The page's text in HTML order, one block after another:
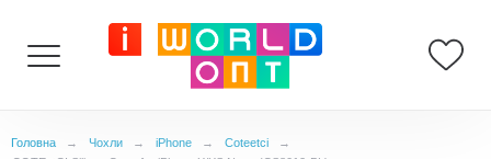
Головна → Чохли → iPhone → Coteetci
→